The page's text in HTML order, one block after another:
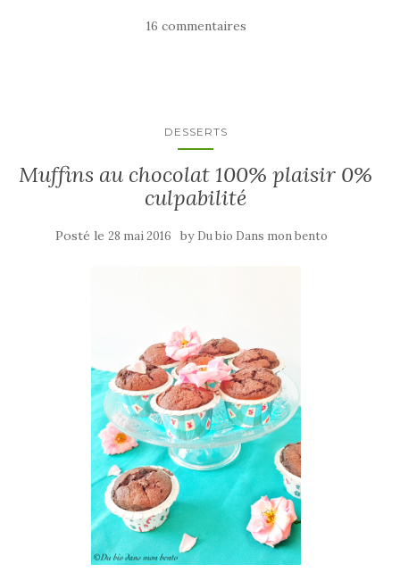
16 commentaires
DESSERTS
Muffins au chocolat 100% plaisir 0%
culpabilité
Posté le 28 mai 2016 by Du bio Dans mon bento